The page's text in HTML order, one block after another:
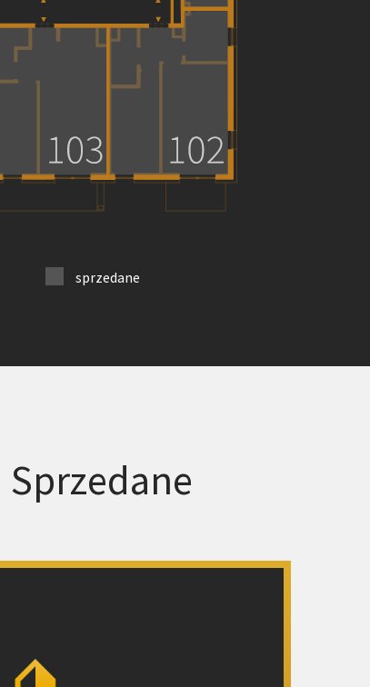
sprzedane
Sprzedane